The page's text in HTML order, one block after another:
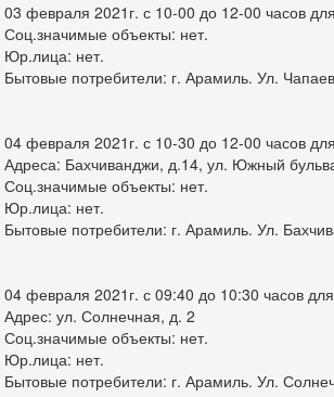
03 февраля 2021г. с 10-00 до 12-00 часов
Соц.значимые объекты: нет.
Юр.лица: нет.
Бытовые потребители: г. Арамиль. Ул.
04 февраля 2021г. с 10-30 до 12-00 часов
Адреса: Бахчиванджи, д.14, ул. Южный
Соц.значимые объекты: нет.
Юр.лица: нет.
Бытовые потребители: г. Арамиль. Ул.
04 февраля 2021г. с 09:40 до 10:30 часов
Адрес: ул. Солнечная, д. 2
Соц.значимые объекты: нет.
Юр.лица: нет.
Бытовые потребители: г. Арамиль. Ул.